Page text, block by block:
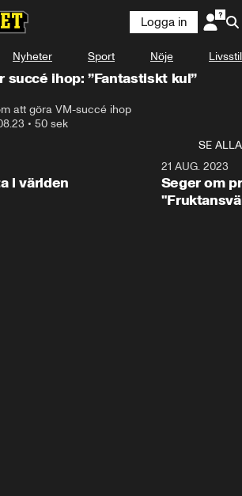
Logga in
Nyheter Sport Nöje Livsstil
succé ihop: ”Fantastiskt kul”
att göra VM-succé ihop
• 50 sek
SE ALLA
i världen
21 AUG. 2023
Seger om